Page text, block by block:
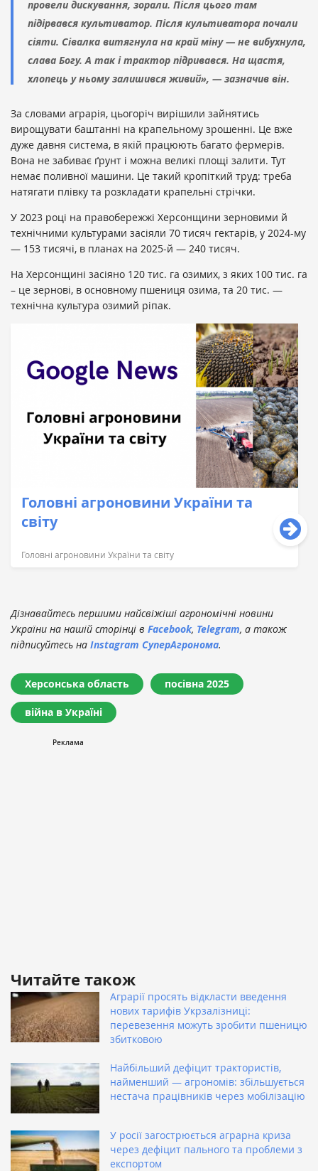
провели дискування, зорали. Після цього там
підірвався культиватор. Після культиватора почали
сіяти. Сівалка витягнула на край міну — не вибухнула,
слава Богу. А так і трактор підривався. На щастя,
хлопець у ньому залишився живий», — зазначив він.
За словами аграрія, цьогоріч вирішили зайнятись
вирощувати баштанні на крапельному зрошенні. Це вже
дуже давня система, в якій працюють багато фермерів.
Вона не забиває ґрунт і можна великі площі залити. Тут
немає поливної машини. Це такий кропіткий труд: треба
натягати плівку та розкладати крапельні стрічки.
У 2023 році на правобережжі Херсонщини зерновими й
технічними культурами засіяли 70 тисяч гектарів, у 2024-му
— 153 тисячі, в планах на 2025-й — 240 тисяч.
На Херсонщині засіяно 120 тис. га озимих, з яких 100 тис. га
– це зернові, в основному пшениця озима, та 20 тис. —
технічна культура озимий ріпак.
Головні агроновини України та
світу
Головні агроновини України та світу
Дізнавайтесь першими найсвіжіші агрономічні новини
України на нашій сторінці в Facebook, Telegram, а також
підписуйтесь на Instagram СуперАгронома.
Херсонська область посівна 2025
війна в Україні
Читайте також
Аграрії просять відкласти введення
нових тарифів Укрзалізниці:
перевезення можуть зробити пшеницю
збитковою
Найбільший дефіцит трактористів,
найменший — агрономів: збільшується
нестача працівників через мобілізацію
У росії загострюється аграрна криза
через дефіцит пального та проблеми з
експортом